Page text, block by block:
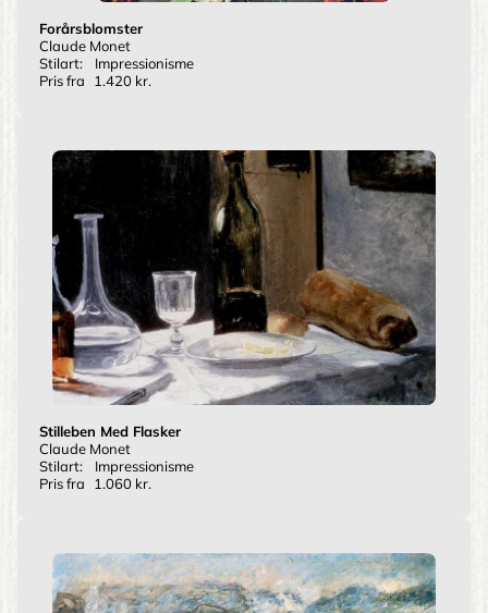
Forårsblomster
Claude Monet
Stilart:
Impressionisme
Pris fra
1.420 kr.
Stilleben Med Flasker
Claude Monet
Stilart:
Impressionisme
Pris fra
1.060 kr.